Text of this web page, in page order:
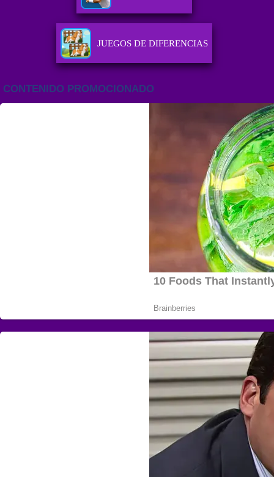
JUEGOS DE DIFERENCIAS